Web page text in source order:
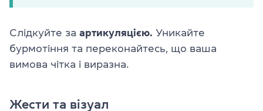
Слідкуйте за артикуляцією. Уникайте
бурмотіння та переконайтесь, що ваша
вимова чітка і виразна.
Жести та візуал